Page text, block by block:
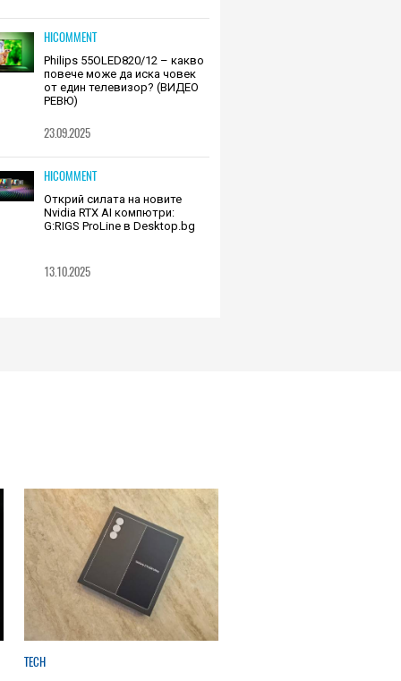
HICOMMENT
Philips 55OLED820/12 – какво
повече може да иска човек
от един телевизор? (ВИДЕО
РЕВЮ)
23.09.2025
HICOMMENT
Открий силата на новите
Nvidia RTX AI компютри:
G:RIGS ProLine в Desktop.bg
13.10.2025
TECH